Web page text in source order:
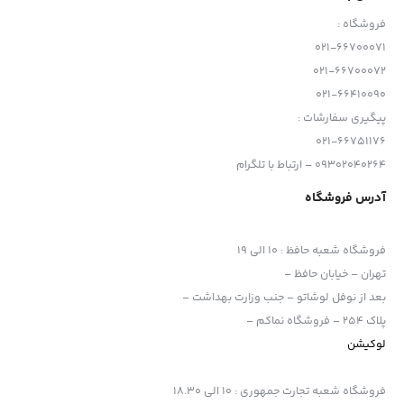
فروشگاه :
021-66700071
021-66700072
021-66410090
پیگیری سفارشات :
021-66751176
09302040264 – ارتباط با تلگرام
آدرس فروشگاه
فروشگاه شعبه حافظ: 10 الی 19
تهران – خیابان حافظ –
بعد از نوفل لوشاتو – جنب وزارت بهداشت –
پلاک 254 – فروشگاه نماکم –
لوکیشن
فروشگاه شعبه تجارت جمهوری : 10 الی 18.30